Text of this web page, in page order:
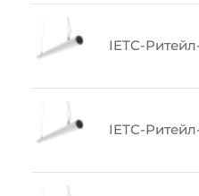
IETC-
IETC-